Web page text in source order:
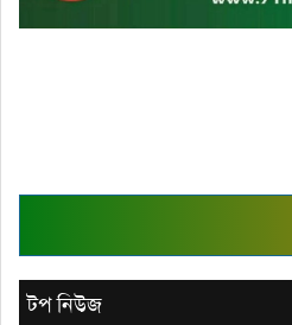
টপ নিউজ